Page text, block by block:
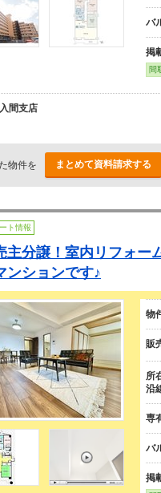
バ
掲
間
間支店
物件を まとめて資料請求する
ト情報
主分譲！室内リフォー
ンションです♪
物
販
所
沿
専
バ
掲